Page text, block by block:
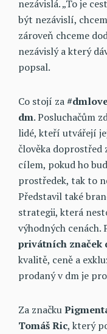
nezávislá. „To je
být nezávislí,
zároveň chceme
nezávislý a který
popsal.
Co stojí za
dm. Posluchačům
lidé, kteří utvářejí
člověka doprostřed
cílem, pokud ho
prostředek, tak to
Představil také
strategii, která
výhodných
privátních značek
kvalitě, ceně a
prodaný v dm je
Za značku
Tomáš Ric, který